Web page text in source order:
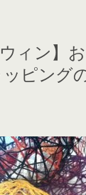
ウィン】
ピング